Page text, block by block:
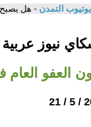
يوتيوب التمدن - هل يصبح
نيوز عربية
العفو